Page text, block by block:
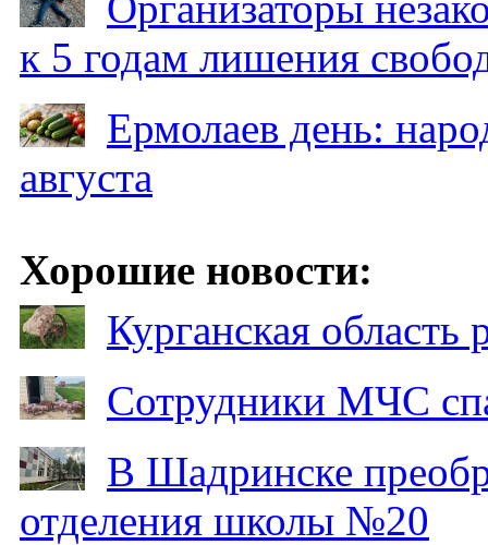
к 5 годам лишения
Ермолаев день:
августа
Хорошие новости:
Курганская
Сотрудники МЧС
В Шадринске
отделения школы №20